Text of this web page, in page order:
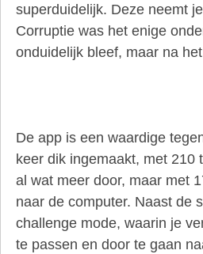
superduidelijk. Deze neemt
Corruptie was het enige
onduidelijk bleef, maar na
De app is een waardige
keer dik ingemaakt, met 210
al wat meer door, maar met
naar de computer. Naast de
challenge mode, waarin je
te passen en door te gaan